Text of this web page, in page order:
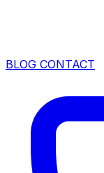
BLOG CONTACT